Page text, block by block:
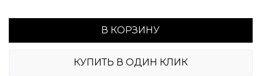
В КОРЗИНУ
КУПИТЬ В ОДИН КЛИК